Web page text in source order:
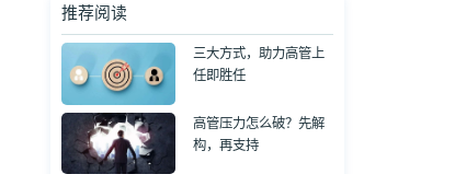
推荐阅读
三大方式，助力高管上
任即胜任
高管压力怎么破？先解
构，再支持